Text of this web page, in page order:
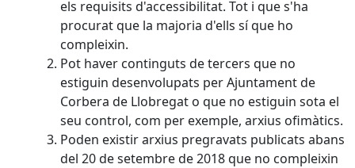
els requisits d'accessibilitat. Tot i que s'ha
procurat que la majoria d'ells sí que ho
compleixin.
Pot haver continguts de tercers que no
estiguin desenvolupats per Ajuntament de
Corbera de Llobregat o que no estiguin sota el
seu control, com per exemple, arxius ofimàtics.
Poden existir arxius pregravats publicats abans
del 20 de setembre de 2018 que no compleixin